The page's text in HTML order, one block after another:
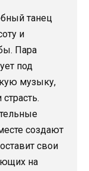
танец
и
Пара
под
музыку,
создают
свои
на